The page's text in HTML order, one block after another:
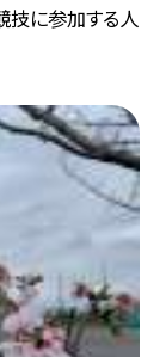
技に参加する人